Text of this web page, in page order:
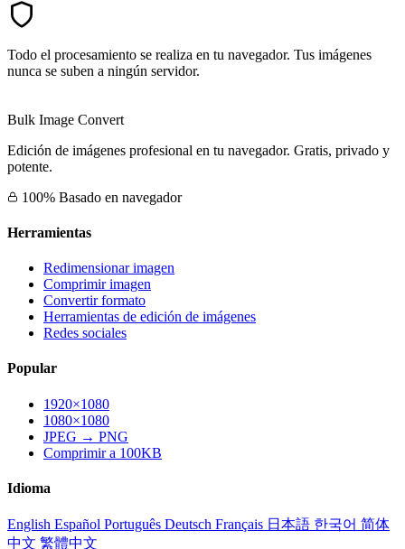
Todo el procesamiento se realiza en tu navegador. Tus imágenes
nunca se suben a ningún servidor.
Bulk Image Convert
Edición de imágenes profesional en tu navegador. Gratis, privado y
potente.
100% Basado en navegador
Herramientas
Redimensionar imagen
Comprimir imagen
Convertir formato
Herramientas de edición de imágenes
Redes sociales
Popular
1920×1080
1080×1080
JPEG → PNG
Comprimir a 100KB
Idioma
English Español Português Deutsch Français 日本語 한국어 简体
中文 繁體中文